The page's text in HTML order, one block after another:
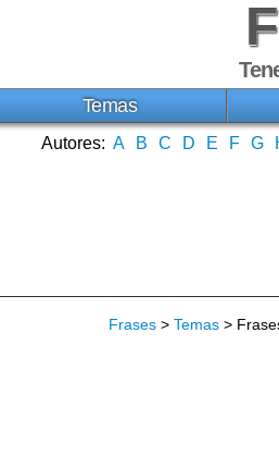
Temas
Autores: A B C D E F G
Frases > Temas >